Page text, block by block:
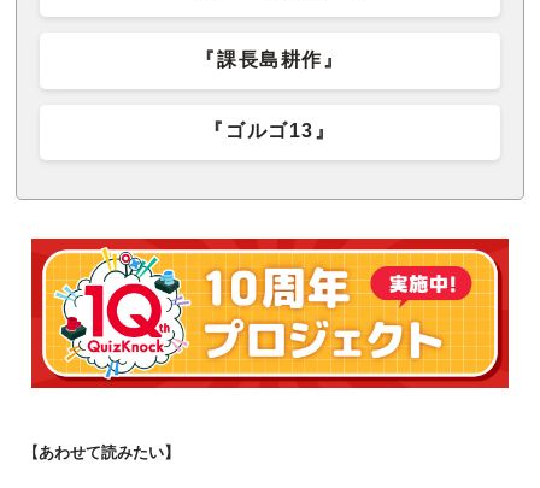
『課長島耕作』
『ゴルゴ13』
【あわせて読みたい】